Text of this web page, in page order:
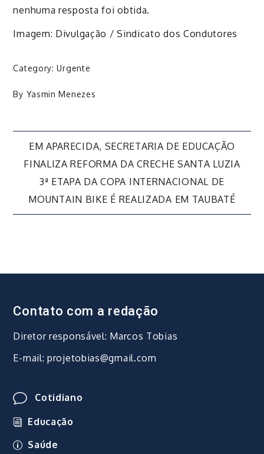
nenhuma resposta foi obtida.
Imagem: Divulgação / Sindicato dos Condutores
Category:Urgente
By Yasmin Menezes
Navegação
de
Post
EM APARECIDA, SECRETARIA DE EDUCAÇÃO
FINALIZA REFORMA DA CRECHE SANTA LUZIA
3ª ETAPA DA COPA INTERNACIONAL DE
MOUNTAIN BIKE É REALIZADA EM TAUBATÉ
Contato com a redação
Diretor responsável: Marcos Tobias
E-mail: projetobias@gmail.com
Cotidiano
Educação
Saúde